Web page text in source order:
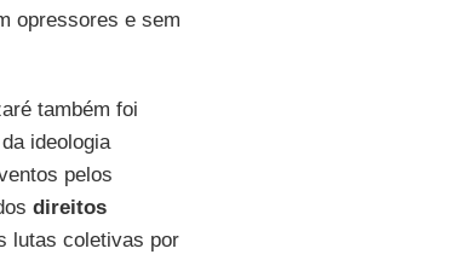
opressores e sem
também foi
ideologia
pelos
direitos
lutas coletivas por